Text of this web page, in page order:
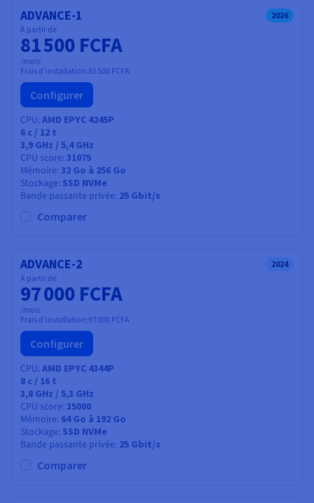
ADVANCE-1 2026
À partir de
81 500 FCFA
/mois
Frais d'installation:81 500 FCFA
Configurer
CPU AMD EPYC 4245P
6 c / 12 t
3,9 GHz / 5,4 GHz
CPU score 31075
Mémoire 32 Go à 256 Go
Stockage SSD NVMe
Bande passante privée 25 Gbit/s
Comparer
ADVANCE-2 2024
À partir de
97 000 FCFA
/mois
Frais d'installation:97 000 FCFA
Configurer
CPU AMD EPYC 4344P
8 c / 16 t
3,8 GHz / 5,3 GHz
CPU score 35000
Mémoire 64 Go à 192 Go
Stockage SSD NVMe
Bande passante privée 25 Gbit/s
Comparer